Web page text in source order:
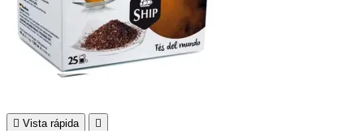
 Vista rápida 